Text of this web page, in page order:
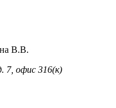
В.В.
7, офис 316(к)